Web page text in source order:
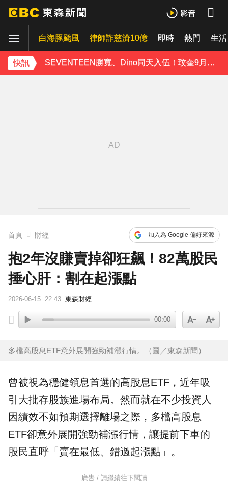
白海豚颱風 律師詐慈濟10億 即時 熱門 生活
快訊
快訊／方志友、楊銘威離婚 「無法再做情人、永遠是家人」
富婆砸錢拍短劇塞60場吻戲！男星爆「開房被包養」 親上火線揭真相
首頁 財經 加入為 Google 偏好來源
抱2年沒賺賣掉卻狂飆！82萬股民
捶心肝：割在起漲點
2026-06-15 22:43 東森財經
00:00
多檔高股息ETF意外展開強勁補漲行情。（圖／東森新聞）
曾被視為穩健領息首選的高股息ETF ，近年吸
引大批存股族進場布局。然而就在不少投資人
因績效不如預期選擇離場之際，多檔高股息
ETF卻意外展開強勁補漲行情，讓提前下車的
股民直呼「賣在最低、錯過起漲點 」。
廣告 / 請繼續往下閱讀